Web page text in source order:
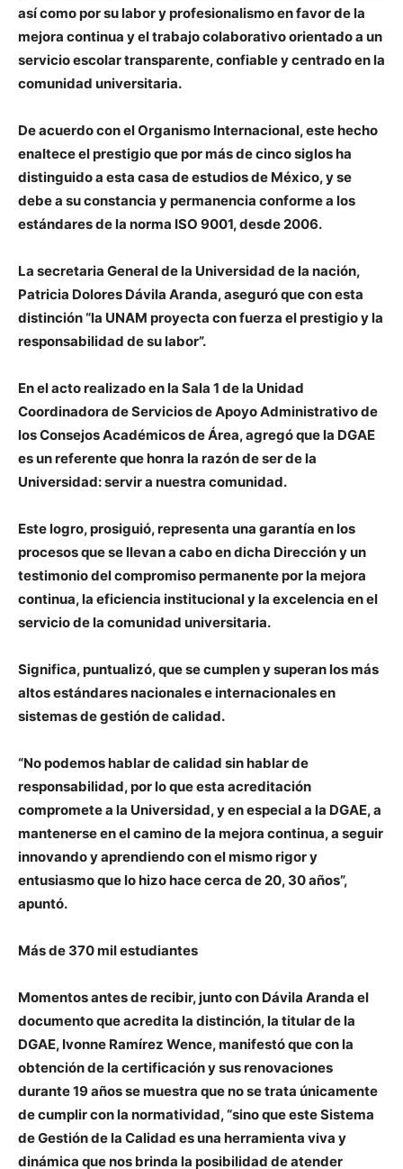
así como por su labor y profesionalismo en favor de la
mejora continua y el trabajo colaborativo orientado a un
servicio escolar transparente, confiable y centrado en la
comunidad universitaria.
De acuerdo con el Organismo Internacional, este hecho
enaltece el prestigio que por más de cinco siglos ha
distinguido a esta casa de estudios de México, y se
debe a su constancia y permanencia conforme a los
estándares de la norma ISO 9001, desde 2006.
La secretaria General de la Universidad de la nación,
Patricia Dolores Dávila Aranda, aseguró que con esta
distinción “la UNAM proyecta con fuerza el prestigio y la
responsabilidad de su labor”.
En el acto realizado en la Sala 1 de la Unidad
Coordinadora de Servicios de Apoyo Administrativo de
los Consejos Académicos de Área, agregó que la DGAE
es un referente que honra la razón de ser de la
Universidad: servir a nuestra comunidad.
Este logro, prosiguió, representa una garantía en los
procesos que se llevan a cabo en dicha Dirección y un
testimonio del compromiso permanente por la mejora
continua, la eficiencia institucional y la excelencia en el
servicio de la comunidad universitaria.
Significa, puntualizó, que se cumplen y superan los más
altos estándares nacionales e internacionales en
sistemas de gestión de calidad.
“No podemos hablar de calidad sin hablar de
responsabilidad, por lo que esta acreditación
compromete a la Universidad, y en especial a la DGAE, a
mantenerse en el camino de la mejora continua, a seguir
innovando y aprendiendo con el mismo rigor y
entusiasmo que lo hizo hace cerca de 20, 30 años”,
apuntó.
Más de 370 mil estudiantes
Momentos antes de recibir, junto con Dávila Aranda el
documento que acredita la distinción, la titular de la
DGAE, Ivonne Ramírez Wence, manifestó que con la
obtención de la certificación y sus renovaciones
durante 19 años se muestra que no se trata únicamente
de cumplir con la normatividad, “sino que este Sistema
de Gestión de la Calidad es una herramienta viva y
dinámica que nos brinda la posibilidad de atender